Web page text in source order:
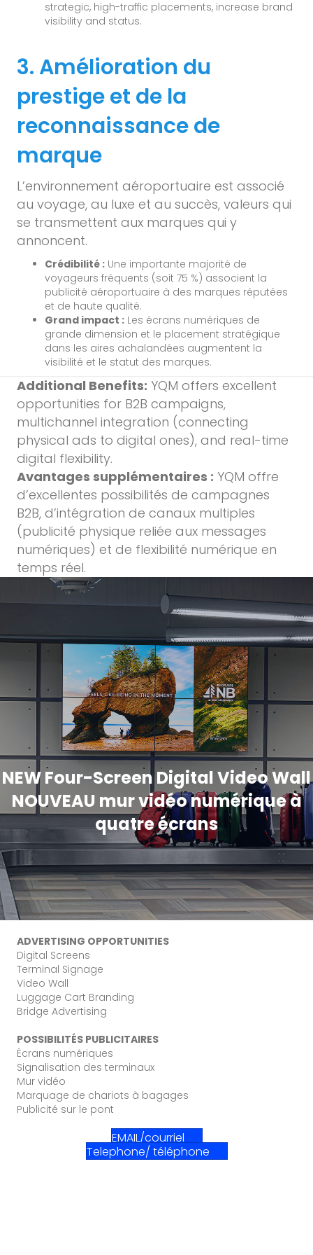
strategic, high-traffic placements, increase brand
visibility and status.
3. Amélioration du
prestige et de la
reconnaissance de
marque
L’environnement aéroportuaire est associé
au voyage, au luxe et au succès, valeurs qui
se transmettent aux marques qui y
annoncent.
Crédibilité : Une importante majorité de
voyageurs fréquents (soit 75 %) associent la
publicité aéroportuaire à des marques réputées
et de haute qualité.
Grand impact : Les écrans numériques de
grande dimension et le placement stratégique
dans les aires achalandées augmentent la
visibilité et le statut des marques.
Additional Benefits: YQM offers excellent
opportunities for B2B campaigns,
multichannel integration (connecting
physical ads to digital ones), and real-time
digital flexibility.
Avantages supplémentaires : YQM offre
d’excellentes possibilités de campagnes
B2B, d’intégration de canaux multiples
(publicité physique reliée aux messages
numériques) et de flexibilité numérique en
temps réel.
NEW Four-Screen Digital Video Wall
NOUVEAU mur vidéo numérique à
quatre écrans
ADVERTISING OPPORTUNITIES
Digital Screens
Terminal Signage
Video Wall
Luggage Cart Branding
Bridge Advertising
POSSIBILITÉS PUBLICITAIRES
Écrans numériques
Signalisation des terminaux
Mur vidéo
Marquage de chariots à bagages
Publicité sur le pont
EMAIL/courriel
Telephone/ téléphone